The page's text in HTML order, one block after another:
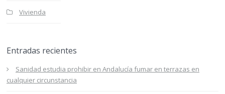
Vivienda
Entradas recientes
Sanidad estudia prohibir en Andalucía fumar en terrazas en
cualquier circunstancia